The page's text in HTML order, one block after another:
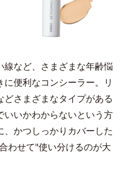
線など、さまざまな年齢悩
便利なコンシーラー。リ
どさまざまなタイプがある
いいかわからないという方
、かつしっかりカバーした
わせて"使い分けるのが大